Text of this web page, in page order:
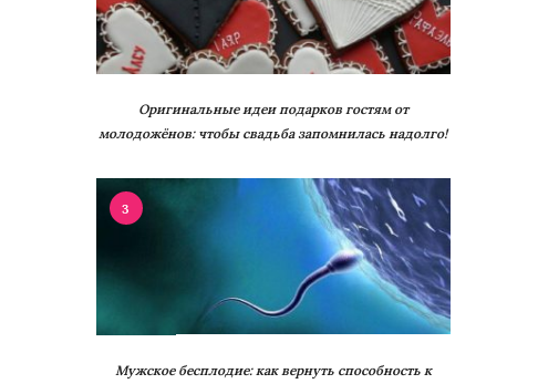
Оригинальные идеи подарков гостям от
молодожёнов: чтобы свадьба запомнилась надолго!
3
Мужское бесплодие: как вернуть способность к